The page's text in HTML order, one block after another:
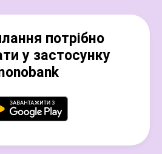
потрібно
у застосунку